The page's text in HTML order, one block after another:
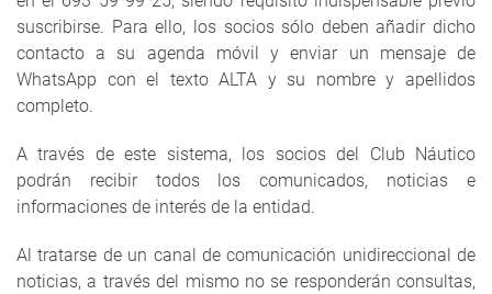
suscribirse. Para ello, los socios sólo deben añadir dicho
contacto a su agenda móvil y enviar un mensaje de
WhatsApp con el texto ALTA y su nombre y apellidos
completo.
A través de este sistema, los socios del Club Náutico
podrán recibir todos los comunicados, noticias e
informaciones de interés de la entidad.
Al tratarse de un canal de comunicación unidireccional de
noticias, a través del mismo no se responderán consultas,